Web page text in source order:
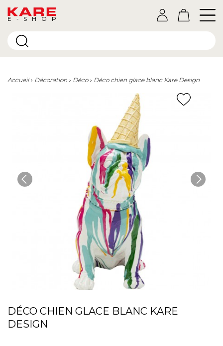
E-SHOP
Accueil Décoration Déco Déco chien glace blanc Kare Design
DÉCO CHIEN GLACE BLANC KARE
DESIGN